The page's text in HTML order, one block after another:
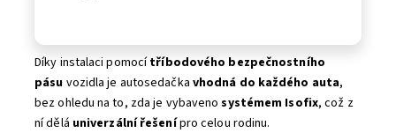
Díky instalaci pomocítříbodového bezpečnostního
pásu vozidla je autosedačka vhodná do každého auta,
bez ohledu na to, zda je vybaveno systémem Isofix, což z
ní dělá univerzální řešenípro celou rodinu.